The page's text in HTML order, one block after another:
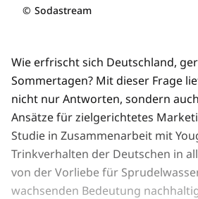
© Sodastream
Wie erfrischt sich Deutschland,
Sommertagen? Mit dieser Frage
nicht nur Antworten, sondern
Ansätze für zielgerichtetes
Studie in Zusammenarbeit mit
Trinkverhalten der Deutschen in
von der Vorliebe für
wachsenden Bedeutung